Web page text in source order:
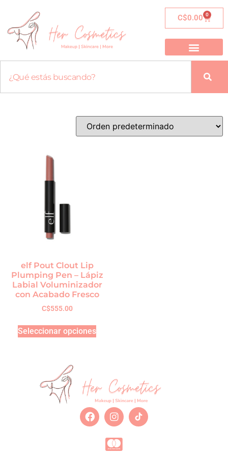
C$0.00 0
elf Pout Clout Lip
Plumping Pen – Lápiz
Labial Voluminizador
con Acabado Fresco
C$555.00
Seleccionar opciones